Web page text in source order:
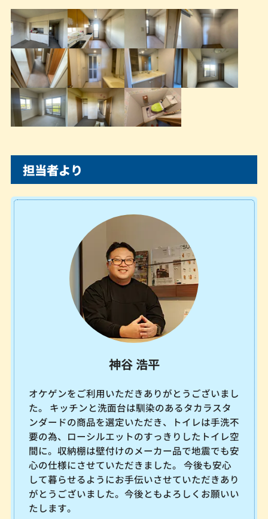
担当者より
神谷 浩平
オケゲンをご利用いただきありがとうございまし
た。 キッチンと洗面台は馴染のあるタカラスタ
ンダードの商品を選定いただき、トイレは手洗不
要の為、ローシルエットのすっきりしたトイレ空
間に。収納棚は壁付けのメーカー品で地震でも安
心の仕様にさせていただきました。 今後も安心
して暮らせるようにお手伝いさせていただきあり
がとうございました。今後ともよろしくお願いい
たします。